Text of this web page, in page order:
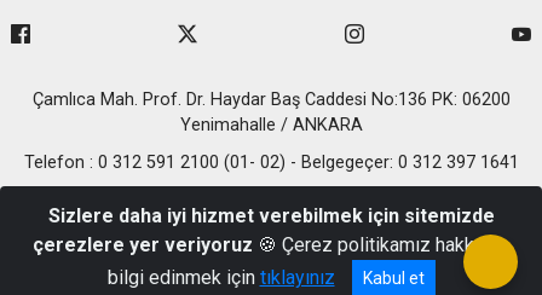
Çamlıca Mah. Prof. Dr. Haydar Baş Caddesi No:136 PK: 06200
Yenimahalle / ANKARA
Telefon : 0 312 591 2100 (01- 02) - Belgegeçer: 0 312 397 1641
Genel Müdürlüğü
Sizlere daha iyi hizmet verebilmek için sitemizde
çerezlere yer veriyoruz 🍪 Çerez politikamız hakkında
bilgi edinmek için tıklayınız Kabul et